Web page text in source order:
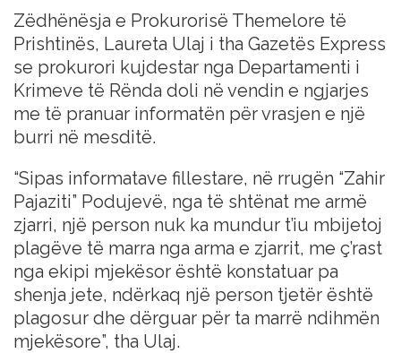
Zëdhënësja e Prokurorisë Themelore të
Prishtinës, Laureta Ulaj i tha Gazetës Express
se prokurori kujdestar nga Departamenti i
Krimeve të Rënda doli në vendin e ngjarjes
me të pranuar informatën për vrasjen e një
burri në mesditë.
“Sipas informatave fillestare, në rrugën “Zahir
Pajaziti” Podujevë, nga të shtënat me armë
zjarri, një person nuk ka mundur t’iu mbijetoj
plagëve të marra nga arma e zjarrit, me ç’rast
nga ekipi mjekësor është konstatuar pa
shenja jete, ndërkaq një person tjetër është
plagosur dhe dërguar për ta marrë ndihmën
mjekësore”, tha Ulaj.